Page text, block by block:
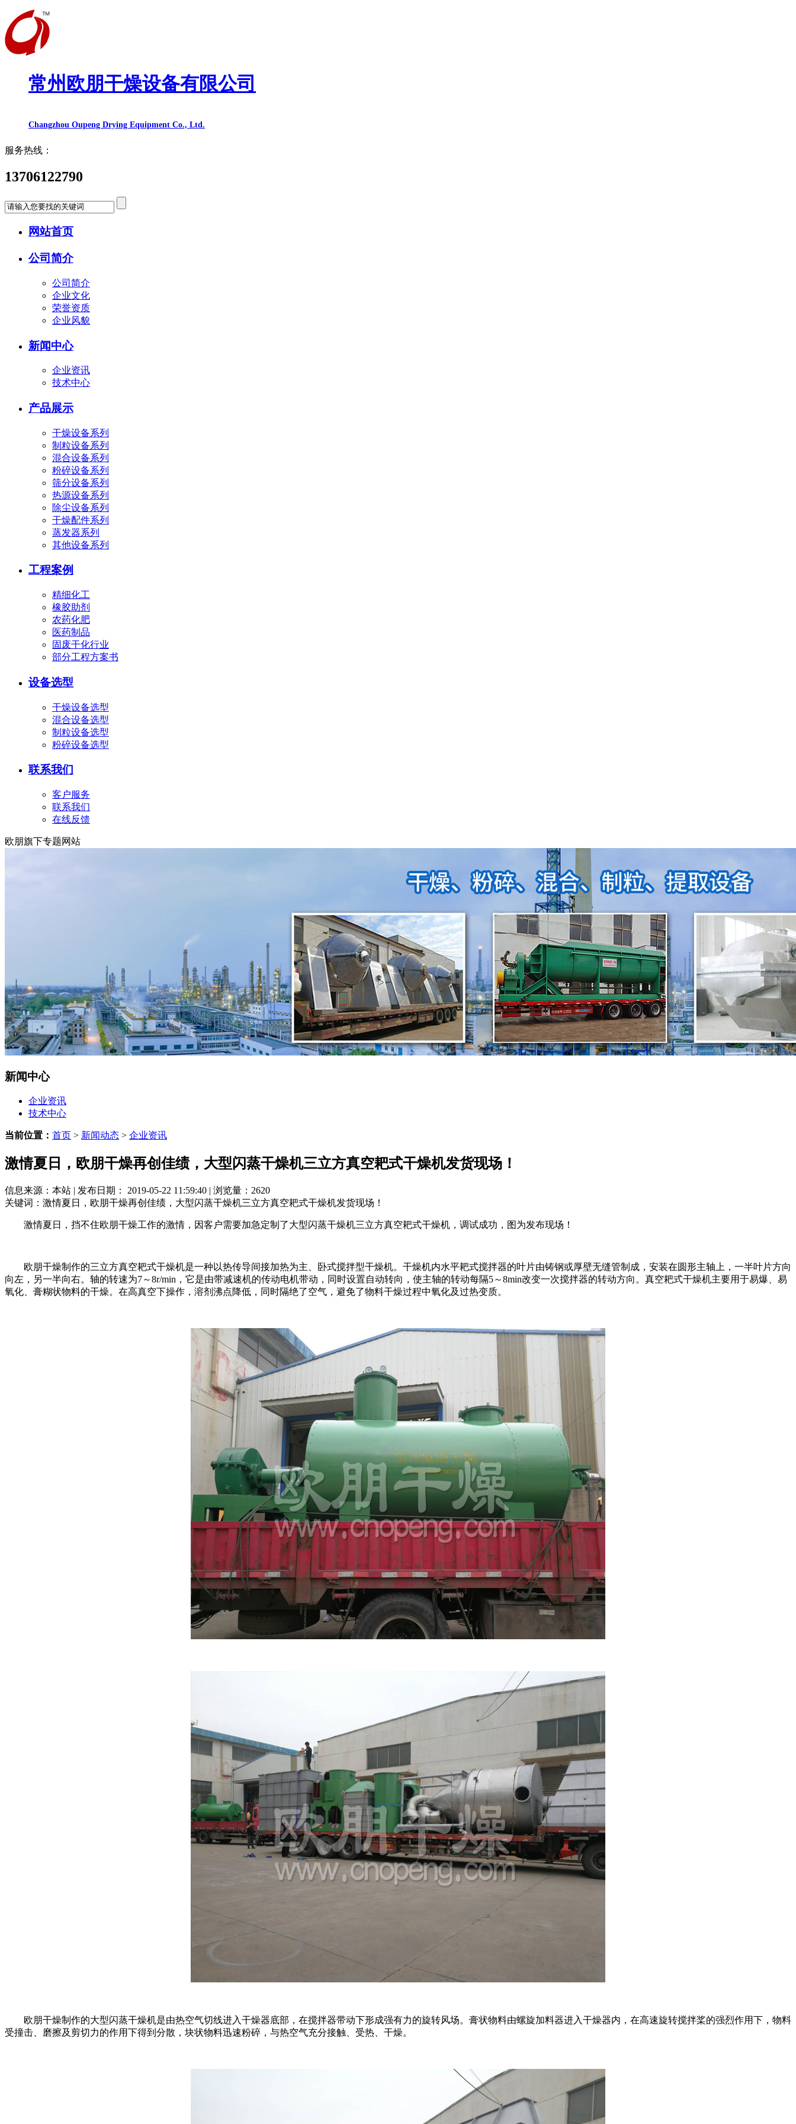
常州欧朋干燥设备有限公司
Changzhou Oupeng Drying Equipment Co., Ltd.
服务热线：
13706122790
网站首页
公司简介
公司简介
企业文化
荣誉资质
企业风貌
新闻中心
企业资讯
技术中心
产品展示
干燥设备系列
制粒设备系列
混合设备系列
粉碎设备系列
筛分设备系列
热源设备系列
除尘设备系列
干燥配件系列
蒸发器系列
其他设备系列
工程案例
精细化工
橡胶助剂
农药化肥
医药制品
固废干化行业
部分工程方案书
设备选型
干燥设备选型
混合设备选型
制粒设备选型
粉碎设备选型
联系我们
客户服务
联系我们
在线反馈
欧朋旗下专题网站
新闻中心
企业资讯
技术中心
当前位置： 首页 > 新闻动态 > 企业资讯
激情夏日，欧朋干燥再创佳绩，大型闪蒸干燥机三立方真空耙式干燥机发货现场！
信息来源：本站 | 发布日期： 2019-05-22 11:59:40 | 浏览量：2620
关键词：激情夏日，欧朋干燥再创佳绩，大型闪蒸干燥机三立方真空耙式干燥机发货现场！
激情夏日，挡不住欧朋干燥工作的激情，因客户需要加急定制了大型闪蒸干燥机三立方真空耙式干燥机，调试成功，图为发布现场！
欧朋干燥制作的三立方真空耙式干燥机是一种以热传导间接加热为主、卧式搅拌型干燥机。干燥机内水平耙式搅拌器的叶片由铸钢或厚壁无缝管制成，安装在圆形主轴上，一半叶片方向
向左，另一半向右。轴的转速为7～8r/min，它是由带减速机的传动电机带动，同时设置自动转向，使主轴的转动每隔5～8min改变一次搅拌器的转动方向。真空耙式干燥机主要用于易爆、易
氧化、膏糊状物料的干燥。在高真空下操作，溶剂沸点降低，同时隔绝了空气，避免了物料干燥过程中氧化及过热变质。
欧朋干燥制作的大型闪蒸干燥机是由热空气切线进入干燥器底部，在搅拌器带动下形成强有力的旋转风场。膏状物料由螺旋加料器进入干燥器内，在高速旋转搅拌桨的强烈作用下，物料
受撞击、磨擦及剪切力的作用下得到分散，块状物料迅速粉碎，与热空气充分接触、受热、干燥。